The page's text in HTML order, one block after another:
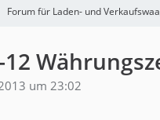
Forum für Laden- und
um 23:02